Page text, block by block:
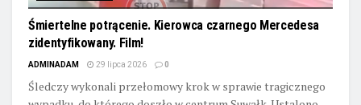
Śmiertelne potrącenie. Kierowca czarnego Mercedesa
zidentyfikowany. Film!
ADMINADAM 29 lipca 2026 0
Śledczy wykonali przełomowy krok w sprawie tragicznego